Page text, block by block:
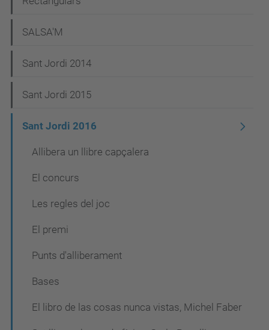
SALSA'M
Sant Jordi 2014
Sant Jordi 2015
Sant Jordi 2016
Allibera un llibre capçalera
El concurs
Les regles del joc
El premi
Punts d'alliberament
Bases
El libro de las cosas nunca vistas, Michel Faber